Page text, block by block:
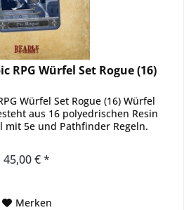
RPG Würfel Set Rogue (16)
Würfel Set Rogue (16) Würfel
aus 16 polyedrischen Resin
mit 5e und Pathfinder Regeln.
45,00 € *
Merken